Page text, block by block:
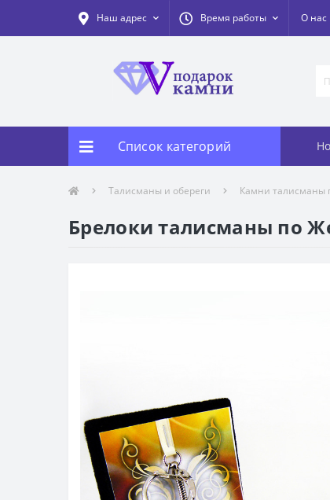
Наш адрес Время работы О нас
Список категорий
Талисманы и обереги Камни талисманы
Брелоки талисманы по